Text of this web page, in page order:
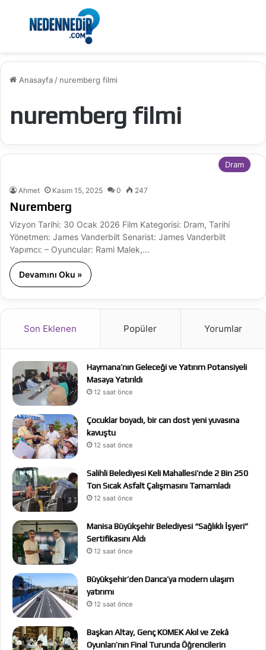
Menü
Anasayfa / nuremberg filmi
nuremberg filmi
Dram
Ahmet Kasım 15, 2025 0 247
Nuremberg
Vizyon Tarihi: 30 Ocak 2026 Film Kategorisi: Dram, Tarihi
Yönetmen: James Vanderbilt Senarist: James Vanderbilt
Yapımcı: – Oyuncular: Rami Malek,…
Devamını Oku »
Son Eklenen Popüler Yorumlar
Haymana’nın Geleceği ve Yatırım Potansiyeli
Masaya Yatırıldı
12 saat önce
Çocuklar boyadı, bir can dost yeni yuvasına
kavuştu
12 saat önce
Salihli Belediyesi Keli Mahallesi’nde 2 Bin 250
Ton Sıcak Asfalt Çalışmasını Tamamladı
12 saat önce
Manisa Büyükşehir Belediyesi “Sağlıklı İşyeri”
Sertifikasını Aldı
12 saat önce
Büyükşehir’den Darıca’ya modern ulaşım
yatırımı
12 saat önce
Başkan Altay, Genç KOMEK Akıl ve Zekâ
Oyunları’nın Final Turunda Öğrencilerin